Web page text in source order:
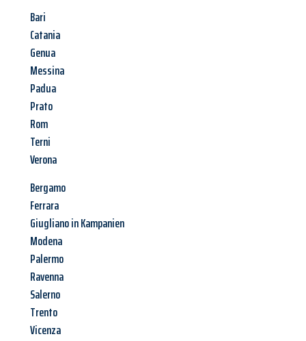
Bari
Catania
Genua
Messina
Padua
Prato
Rom
Terni
Verona
Bergamo
Ferrara
Giugliano in Kampanien
Modena
Palermo
Ravenna
Salerno
Trento
Vicenza